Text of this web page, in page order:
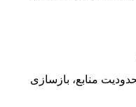
منابع، بازسازی